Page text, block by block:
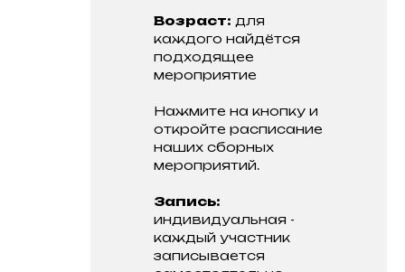
Возраст: для
каждого найдётся
подходящее
мероприятие
Нажмите на кнопку и
откройте расписание
наших сборных
мероприятий.
Запись:
индивидуальная -
каждый участник
записывается